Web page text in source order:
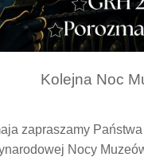
Kolejna Noc
zapraszamy
Nocy